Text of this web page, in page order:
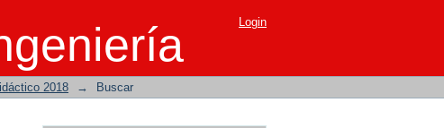
Login
2018 → Buscar